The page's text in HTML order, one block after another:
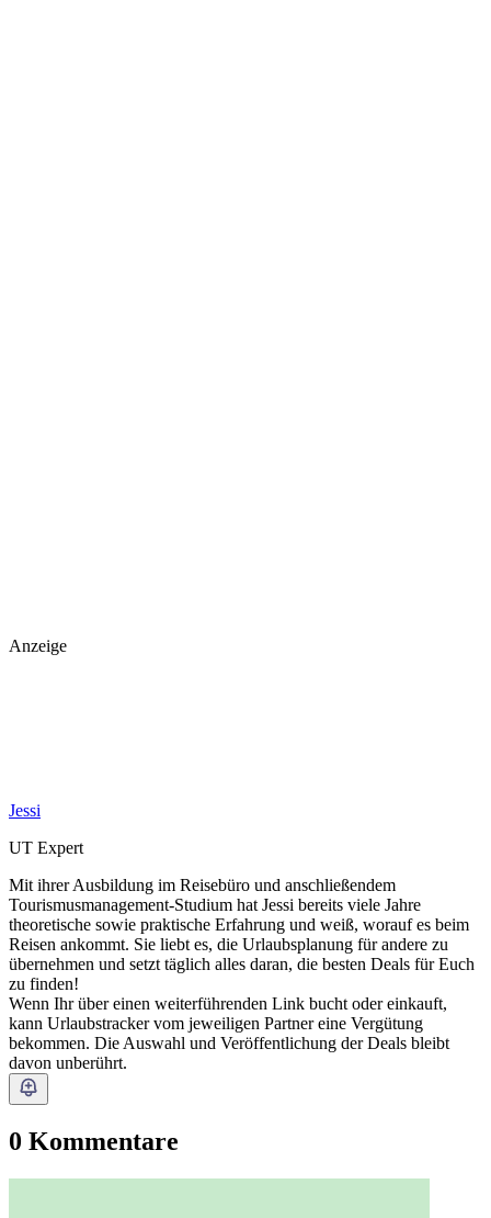
Anzeige
Jessi
UT Expert
Mit ihrer Ausbildung im Reisebüro und anschließendem
Tourismusmanagement-Studium hat Jessi bereits viele Jahre
theoretische sowie praktische Erfahrung und weiß, worauf es beim
Reisen ankommt. Sie liebt es, die Urlaubsplanung für andere zu
übernehmen und setzt täglich alles daran, die besten Deals für Euch
zu finden!
Wenn Ihr über einen weiterführenden Link bucht oder einkauft,
kann Urlaubstracker vom jeweiligen Partner eine Vergütung
bekommen. Die Auswahl und Veröffentlichung der Deals bleibt
davon unberührt.
0 Kommentare